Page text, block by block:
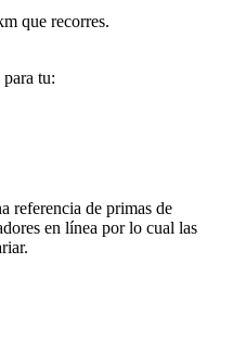
que recorres.
tu:
referencia de primas de
en línea por lo cual las